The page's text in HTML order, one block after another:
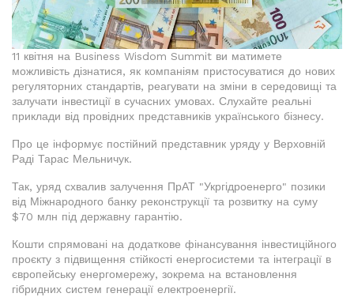
11 квітня на Business Wisdom Summit ви матимете
можливість дізнатися, як компаніям пристосуватися до нових
регуляторних стандартів, реагувати на зміни в середовищі та
залучати інвестиції в сучасних умовах. Слухайте реальні
приклади від провідних представників українського бізнесу.
Про це інформує постійний представник уряду у Верховній
Раді Тарас Мельничук.
Так, уряд схвалив залучення ПрАТ "Укргідроенерго" позики
від Міжнародного банку реконструкції та розвитку на суму
$70 млн під державну гарантію.
Кошти спрямовані на додаткове фінансування інвестиційного
проєкту з підвищення стійкості енергосистеми та інтеграції в
європейську енергомережу, зокрема на встановлення
гібридних систем генерації електроенергії.